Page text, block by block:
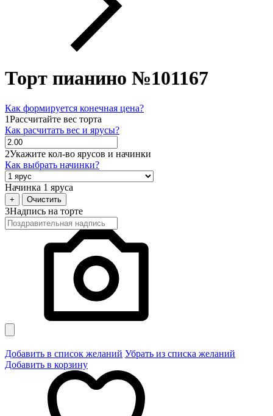
Торт пианино №101167
Как формируется конечная цена?
1Рассчитайте вес торта
Как расчитать вес и ярусы?
2Укажите кол-во ярусов и начинки
Как выбрать начинки?
Начинка 1 яруса
+ Очистить
3Надпись на торте
Добавить в список желаний Убрать из списка желаний
Добавить в корзину